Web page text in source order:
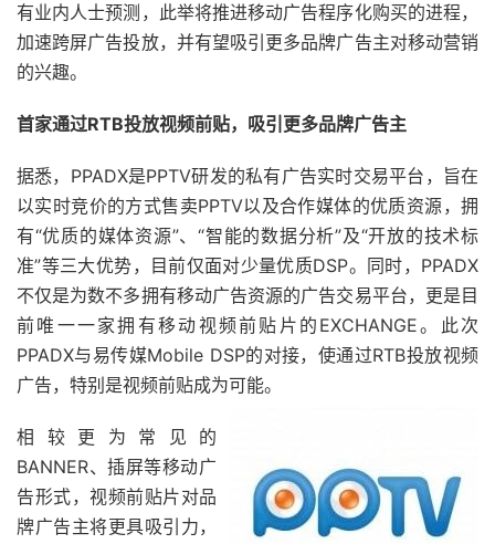
有业内人士预测，此举将推进移动广告程序化购买的进程，
加速跨屏广告投放，并有望吸引更多品牌广告主对移动营销
的兴趣。
首家通过RTB投放视频前贴，吸引更多品牌广告主
据悉，PPADX是PPTV研发的私有广告实时交易平台，旨在
以实时竞价的方式售卖PPTV以及合作媒体的优质资源，拥
有“优质的媒体资源”、“智能的数据分析”及“开放的技术标
准”等三大优势，目前仅面对少量优质DSP。同时，PPADX
不仅是为数不多拥有移动广告资源的广告交易平台，更是目
前唯一一家拥有移动视频前贴片的EXCHANGE。此次
PPADX与易传媒Mobile DSP的对接，使通过RTB投放视频
广告，特别是视频前贴成为可能。
相较更为常见的
BANNER、插屏等移动广
告形式，视频前贴片对品
牌广告主将更具吸引力，